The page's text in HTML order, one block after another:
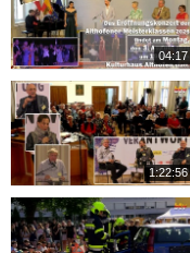
04:17
1:22:56